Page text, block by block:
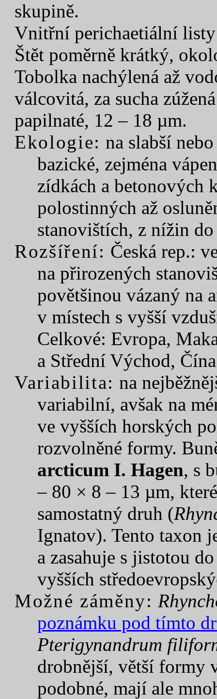
skupině.
Vnitřní perichaetiální listy
Štět poměrně krátký,
Tobolka nachýlená až
válcovitá, za sucha
papilnaté, 12 – 18 µm.
Ekologie: na slabší
bazické, zejména
zídkách a betonových
polostinných až
stanovištích, z nížin
Rozšíření: Česká rep.:
na přirozených
povětšinou vázaný na
v místech s vyšší
Celkové: Evropa,
a Střední Východ,
Variabilita: na
variabilní, avšak na
ve vyšších horských
rozvolněné formy.
arcticum I. Hagen, s
– 80 × 8 – 13 µm,
samostatný druh (
Ignatov). Tento taxon
a zasahuje s jistotou
vyšších
Možné záměny:
poznámku pod tímto
Pterigynandrum
drobnější, větší formy
podobné, mají ale